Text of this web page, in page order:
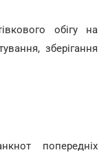
обігу на
зберігання
попередніх